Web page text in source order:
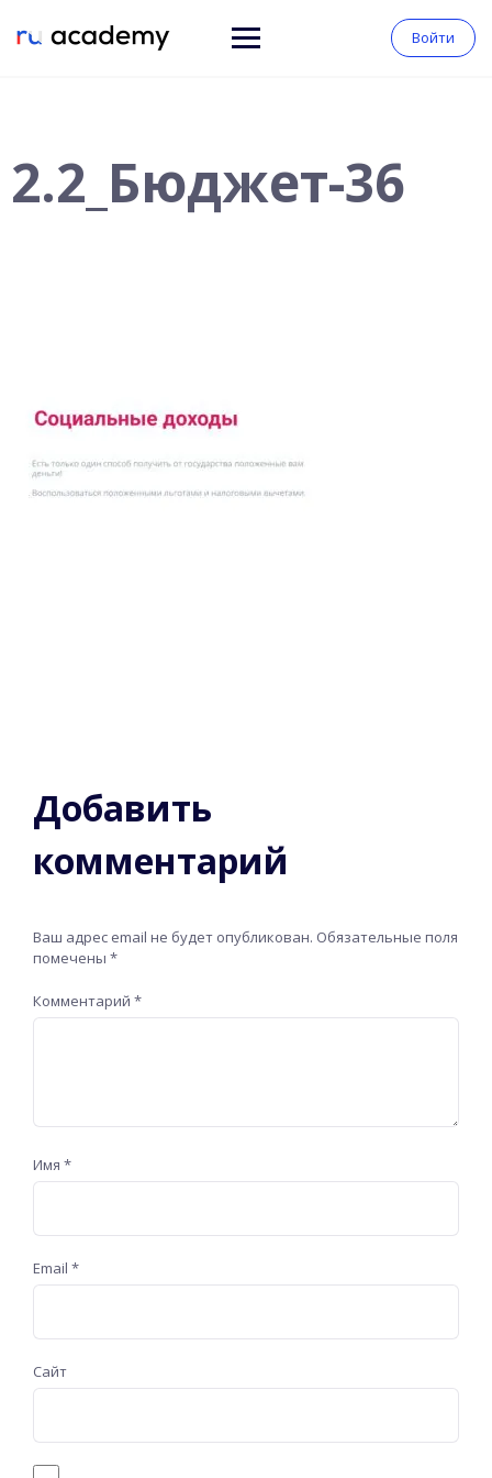
Войти
2.2_Бюджет-36
Добавить
комментарий
Ваш адрес email не будет опубликован. Обязательные поля
помечены *
Комментарий *
Имя *
Email *
Сайт